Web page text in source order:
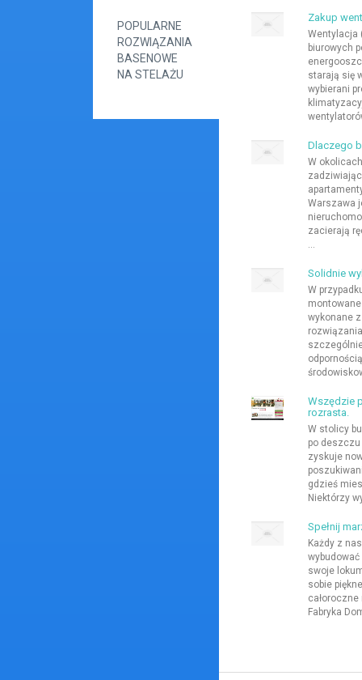
POPULARNE
ROZWIĄZANIA
BASENOWE
NA STELAŻU
Zakup
Wentylacja
biurowych
starają się
wybierani
Dlaczego
W
Warszawa
zacierają
...
Solidnie
W
wykonane
Wszędzie
rozrasta.
W stolicy
po
zyskuje
gdzieś
Niektórzy
Spełnij
Każdy z
swoje
sobie
Fabryka